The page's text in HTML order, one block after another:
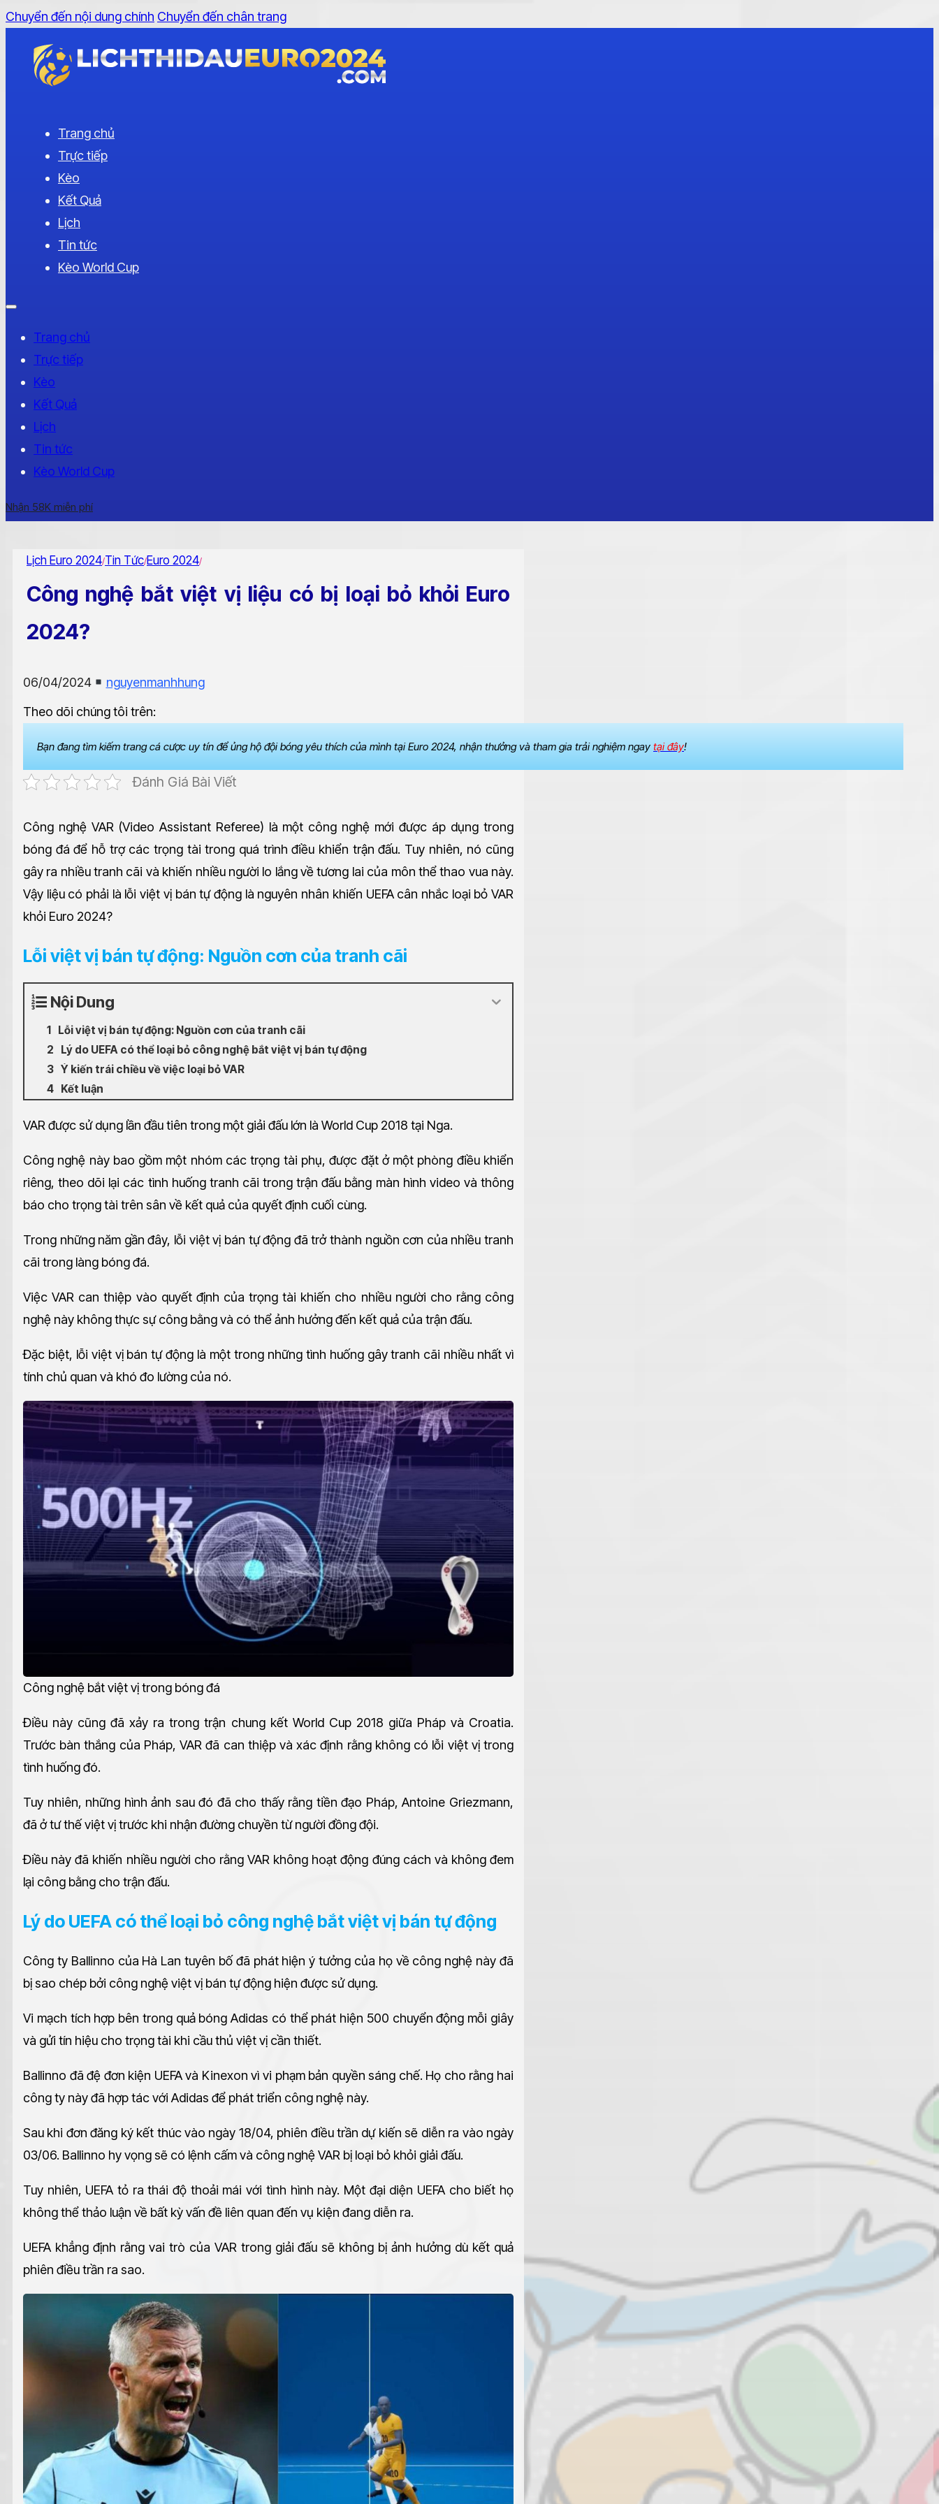
Chuyển đến nội dung chính Chuyển đến chân trang
Trang chủ
Trực tiếp
Kèo
Kết Quả
Lịch
Tin tức
Kèo World Cup
Trang chủ
Trực tiếp
Kèo
Kết Quả
Lịch
Tin tức
Kèo World Cup
Nhận 58K miễn phí
Lịch Euro 2024/Tin Tức/Euro 2024/
Công nghệ bắt việt vị liệu có bị loại bỏ khỏi Euro
2024?
06/04/2024
nguyenmanhhung
Theo dõi chúng tôi trên:
Bạn đang tìm kiếm trang cá cược uy tín để ủng hộ đội bóng yêu thích của mình tại Euro 2024, nhận thưởng và tham gia trải nghiệm ngay tại đây!
Đánh Giá Bài Viết
Công nghệ VAR (Video Assistant Referee) là một công nghệ mới được áp dụng trong
bóng đá để hỗ trợ các trọng tài trong quá trình điều khiển trận đấu. Tuy nhiên, nó cũng
gây ra nhiều tranh cãi và khiến nhiều người lo lắng về tương lai của môn thể thao vua này.
Vậy liệu có phải là lỗi việt vị bán tự động là nguyên nhân khiến UEFA cân nhắc loại bỏ VAR
khỏi Euro 2024?
Lỗi việt vị bán tự động: Nguồn cơn của tranh cãi
Nội Dung
Lỗi việt vị bán tự động: Nguồn cơn của tranh cãi
Lý do UEFA có thể loại bỏ công nghệ bắt việt vị bán tự động
Ý kiến trái chiều về việc loại bỏ VAR
Kết luận
VAR được sử dụng lần đầu tiên trong một giải đấu lớn là World Cup 2018 tại Nga.
Công nghệ này bao gồm một nhóm các trọng tài phụ, được đặt ở một phòng điều khiển
riêng, theo dõi lại các tình huống tranh cãi trong trận đấu bằng màn hình video và thông
báo cho trọng tài trên sân về kết quả của quyết định cuối cùng.
Trong những năm gần đây, lỗi việt vị bán tự động đã trở thành nguồn cơn của nhiều tranh
cãi trong làng bóng đá.
Việc VAR can thiệp vào quyết định của trọng tài khiến cho nhiều người cho rằng công
nghệ này không thực sự công bằng và có thể ảnh hưởng đến kết quả của trận đấu.
Đặc biệt, lỗi việt vị bán tự động là một trong những tình huống gây tranh cãi nhiều nhất vì
tính chủ quan và khó đo lường của nó.
Công nghệ bắt việt vị trong bóng đá
Điều này cũng đã xảy ra trong trận chung kết World Cup 2018 giữa Pháp và Croatia.
Trước bàn thắng của Pháp, VAR đã can thiệp và xác định rằng không có lỗi việt vị trong
tình huống đó.
Tuy nhiên, những hình ảnh sau đó đã cho thấy rằng tiền đạo Pháp, Antoine Griezmann,
đã ở tư thế việt vị trước khi nhận đường chuyền từ người đồng đội.
Điều này đã khiến nhiều người cho rằng VAR không hoạt động đúng cách và không đem
lại công bằng cho trận đấu.
Lý do UEFA có thể loại bỏ công nghệ bắt việt vị bán tự động
Công ty Ballinno của Hà Lan tuyên bố đã phát hiện ý tưởng của họ về công nghệ này đã
bị sao chép bởi công nghệ việt vị bán tự động hiện được sử dụng.
Vi mạch tích hợp bên trong quả bóng Adidas có thể phát hiện 500 chuyển động mỗi giây
và gửi tín hiệu cho trọng tài khi cầu thủ việt vị cần thiết.
Ballinno đã đệ đơn kiện UEFA và Kinexon vì vi phạm bản quyền sáng chế. Họ cho rằng hai
công ty này đã hợp tác với Adidas để phát triển công nghệ này.
Sau khi đơn đăng ký kết thúc vào ngày 18/04, phiên điều trần dự kiến sẽ diễn ra vào ngày
03/06. Ballinno hy vọng sẽ có lệnh cấm và công nghệ VAR bị loại bỏ khỏi giải đấu.
Tuy nhiên, UEFA tỏ ra thái độ thoải mái với tình hình này. Một đại diện UEFA cho biết họ
không thể thảo luận về bất kỳ vấn đề liên quan đến vụ kiện đang diễn ra.
UEFA khẳng định rằng vai trò của VAR trong giải đấu sẽ không bị ảnh hưởng dù kết quả
phiên điều trần ra sao.